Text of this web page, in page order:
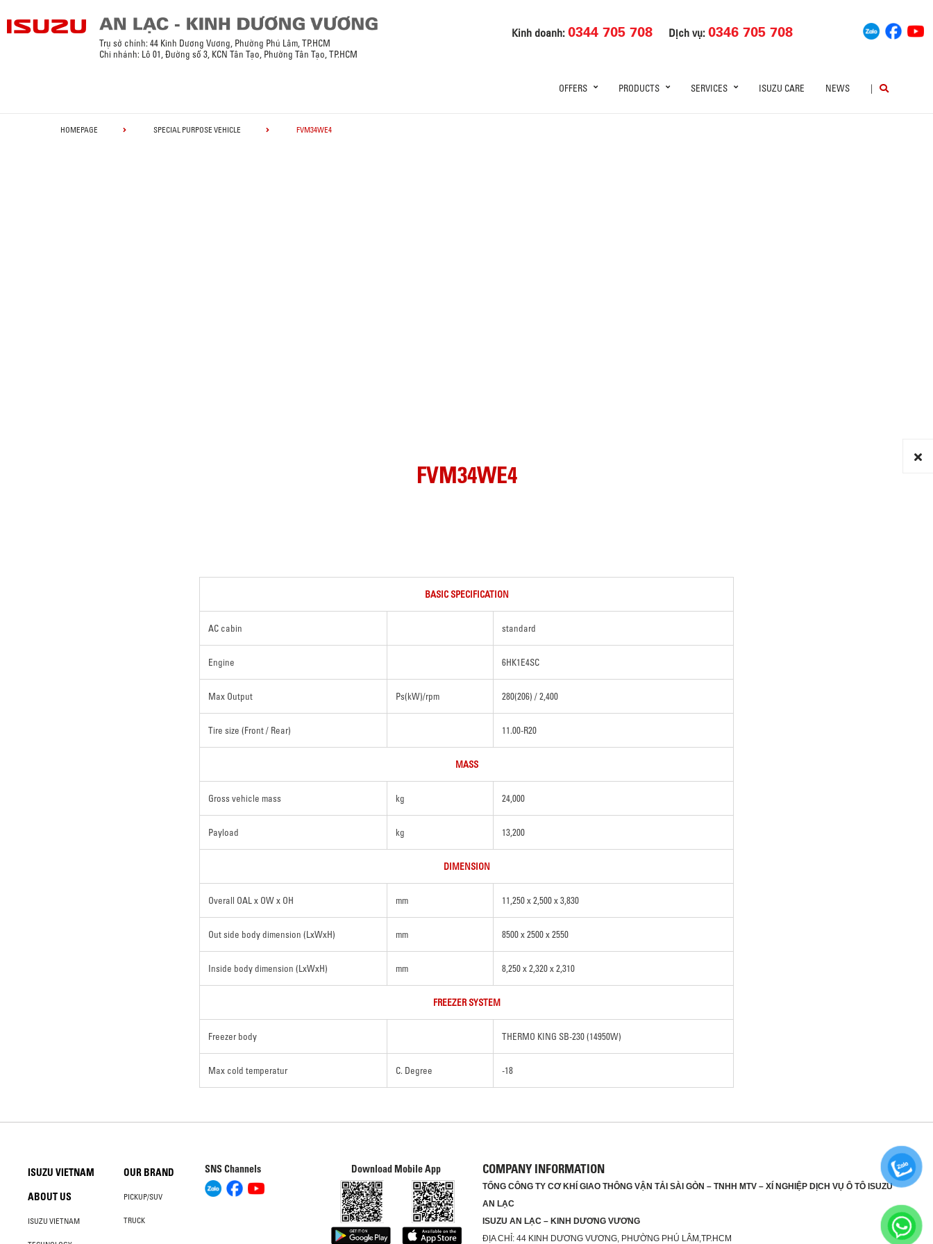
Kinh doanh:0344 705 708 Dịch vụ:0346 705 708
Trụ sở chính: 44 Kinh Dương Vương, Phường Phú Lâm, TP.HCM
Chi nhánh: Lô 01, Đường số 3, KCN Tân Tạo, Phường Tân Tạo, TP.HCM
OFFERS PRODUCTS SERVICES ISUZU CARE NEWS |
HOMEPAGE SPECIAL PURPOSE VEHICLE FVM34WE4
FVM34WE4
BASIC SPECIFICATION
AC cabin standard
Engine 6HK1E4SC
Max Output Ps(kW)/rpm 280(206) / 2,400
Tire size (Front / Rear) 11.00-R20
MASS
Gross vehicle mass kg 24,000
Payload kg 13,200
DIMENSION
Overall OAL x OW x OH mm 11,250 x 2,500 x 3,830
Out side body dimension (LxWxH) mm 8500 x 2500 x 2550
Inside body dimension (LxWxH) mm 8,250 x 2,320 x 2,310
FREEZER SYSTEM
Freezer body THERMO KING SB-230 (14950W)
Max cold temperatur C. Degree -18
ISUZU VIETNAM
ABOUT US
ISUZU VIETNAM
OUR BRAND
PICKUP/SUV
TRUCK
SNS Channels Download Mobile App COMPANY INFORMATION
TỔNG CÔNG TY CƠ KHÍ GIAO THÔNG VẬN TẢI SÀI GÒN – TNHH MTV – XÍ NGHIỆP DỊCH VỤ Ô TÔ ISUZU
AN LẠC
ISUZU AN LẠC – KINH DƯƠNG VƯƠNG
ĐỊA CHỈ: 44 KINH DƯƠNG VƯƠNG, PHƯỜNG PHÚ LÂM,TP.HCM